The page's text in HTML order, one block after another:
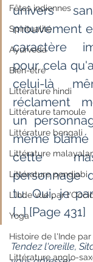
Fêtes indiennes
Spiritualité
Ayurveda
Bien-être
Littérature hindi
Littérature tamoule
Littérature bengali
Littérature
Littérature pendjabi
L'Inde vue par
Yoga
Histoire de l'Inde
Littérature anglo-
univers
mouvement
caractère
pour cela
celui-là
réclament
un
même
cette
personnage
tu. Oui, je
[...] [Page 431]
Tendez l'oreille,